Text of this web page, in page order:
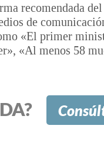
recomendada
de
«El primer
«Al menos 58